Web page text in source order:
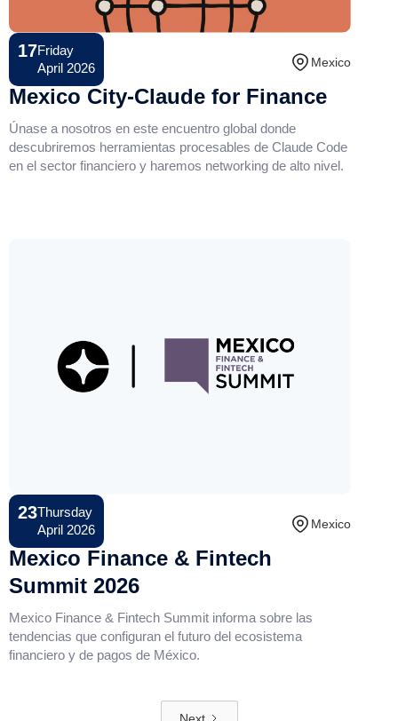
17Friday
April 2026
Conference Mexico
Mexico City-Claude for Finance
Únase a nosotros en este encuentro global donde
descubriremos herramientas procesables de Claude Code
en el sector financiero y haremos networking de alto nivel.
23Thursday
April 2026
Conference Mexico
Mexico Finance & Fintech
Summit 2026
Mexico Finance & Fintech Summit informa sobre las
tendencias que configuran el futuro del ecosistema
financiero y de pagos de México.